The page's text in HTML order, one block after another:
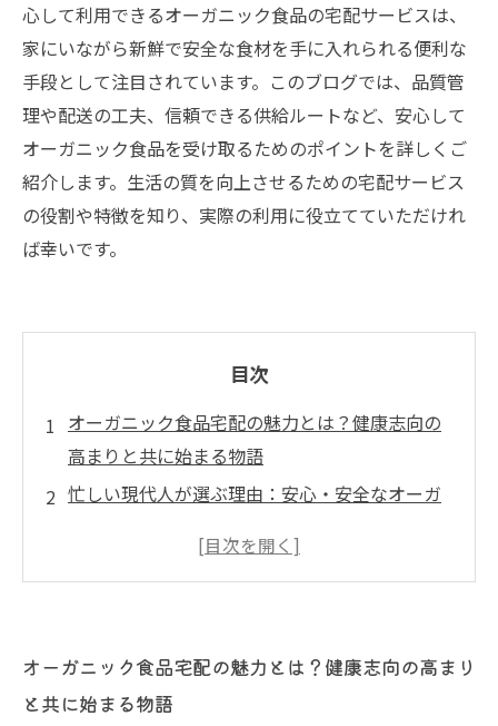
心して利用できるオーガニック食品の宅配サービスは、
家にいながら新鮮で安全な食材を手に入れられる便利な
手段として注目されています。このブログでは、品質管
理や配送の工夫、信頼できる供給ルートなど、安心して
オーガニック食品を受け取るためのポイントを詳しくご
紹介します。生活の質を向上させるための宅配サービス
の役割や特徴を知り、実際の利用に役立てていただけれ
ば幸いです。
目次
オーガニック食品宅配の魅力とは？健康志向の
高まりと共に始まる物語
忙しい現代人が選ぶ理由：安心・安全なオーガ
品質管理の舞台裏：新鮮で安全な食材を届ける
ービスの見えない努力
利用者の声から見る、オーガニック食品宅配で
オーガニック食品宅配の魅力とは？健康志向の高まり
と共に始まる物語